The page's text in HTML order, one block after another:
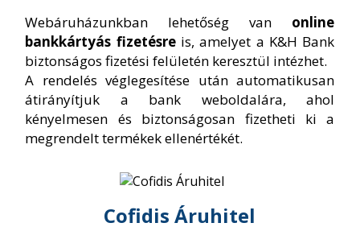
Webáruházunkban lehetőség van online
bankkártyás fizetésreis, amelyet a K&H Bank
biztonságos fizetési felületén keresztül intézhet.
A rendelés véglegesítése után automatikusan
átirányítjuk a bank weboldalára, ahol
kényelmesen és biztonságosan fizetheti ki a
megrendelt termékek ellenértékét.
Cofidis Áruhitel